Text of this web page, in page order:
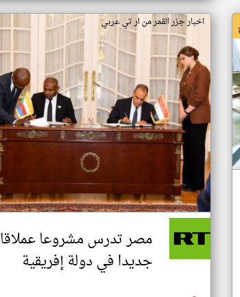
اخبار جزر القمر من ار تي عربي
مصر تدرس مشروعا عملاقا
جديدا في دولة إفريقية